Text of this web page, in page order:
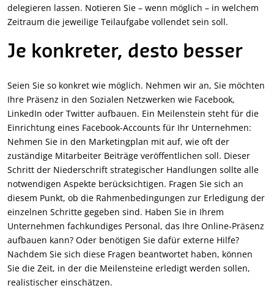
delegieren lassen. Notieren Sie – wenn möglich – in welchem
Zeitraum die jeweilige Teilaufgabe vollendet sein soll.
Je konkreter, desto besser
Seien Sie so konkret wie möglich. Nehmen wir an, Sie möchten
Ihre Präsenz in den Sozialen Netzwerken wie Facebook,
LinkedIn oder Twitter aufbauen. Ein Meilenstein steht für die
Einrichtung eines Facebook-Accounts für Ihr Unternehmen:
Nehmen Sie in den Marketingplan mit auf, wie oft der
zuständige Mitarbeiter Beiträge veröffentlichen soll. Dieser
Schritt der Niederschrift strategischer Handlungen sollte alle
notwendigen Aspekte berücksichtigen. Fragen Sie sich an
diesem Punkt, ob die Rahmenbedingungen zur Erledigung der
einzelnen Schritte gegeben sind. Haben Sie in Ihrem
Unternehmen fachkundiges Personal, das Ihre Online-Präsenz
aufbauen kann? Oder benötigen Sie dafür externe Hilfe?
Nachdem Sie sich diese Fragen beantwortet haben, können
Sie die Zeit, in der die Meilensteine erledigt werden sollen,
realistischer einschätzen.